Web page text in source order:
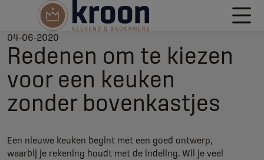
04-06-2020
Redenen om te kiezen
voor een keuken
zonder bovenkastjes
Een nieuwe keuken begint met een goed ontwerp,
waarbij je rekening houdt met de indeling. Wil je veel